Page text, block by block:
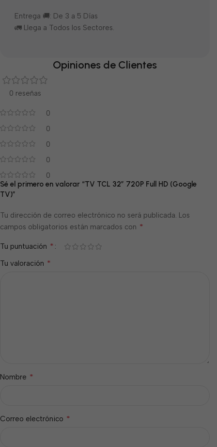
Entrega 🚚: De 3 a 5 Días
🚛 Llega a Todos los Sectores.
Opiniones de Clientes
0 reseñas
0
0
0
0
0
Sé el primero en valorar “TV TCL 32” 720P Full HD (Google
TV)”
Tu dirección de correo electrónico no será publicada. Los
campos obligatorios están marcados con *
Tu puntuación *
Tu valoración *
Nombre *
Correo electrónico *